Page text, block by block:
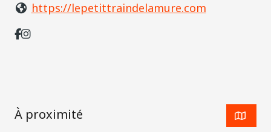
https://lepetittraindelamure.com
À proximité